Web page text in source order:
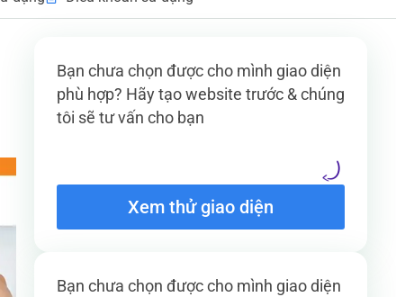
Bạn chưa chọn được cho mình giao diện
phù hợp? Hãy tạo website trước & chúng
tôi sẽ tư vấn cho bạn
Xem thử giao diện
Bạn chưa chọn được cho mình giao diện